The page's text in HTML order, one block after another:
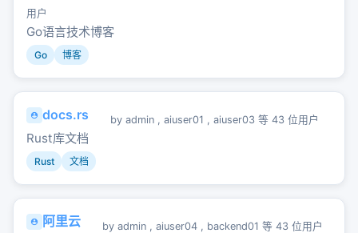
用户
Go语言技术博客
Go 博客
docs.rs by admin , aiuser01 , aiuser03 等 43 位用户
Rust库文档
Rust 文档
阿里云 by admin , aiuser04 , backend01 等 43 位用户